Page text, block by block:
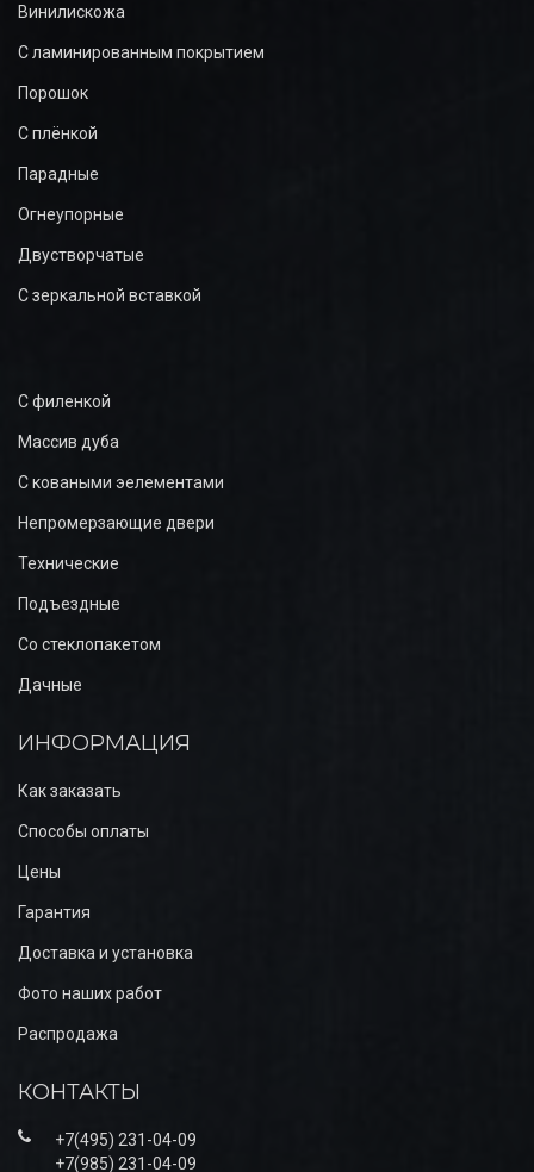
Винилискожа
С ламинированным покрытием
Порошок
С плёнкой
Парадные
Огнеупорные
Двустворчатые
С зеркальной вставкой
С филенкой
Массив дуба
С коваными эелементами
Непромерзающие двери
Технические
Подъездные
Со стеклопакетом
Дачные
ИНФОРМАЦИЯ
Как заказать
Способы оплаты
Цены
Гарантия
Доставка и установка
Фото наших работ
Распродажа
КОНТАКТЫ
+7(495) 231-04-09
+7(985) 231-04-09